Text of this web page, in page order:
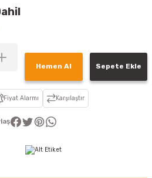
Hemen Al Sepete Ekle
Fiyat Alarmı Karşılaştır